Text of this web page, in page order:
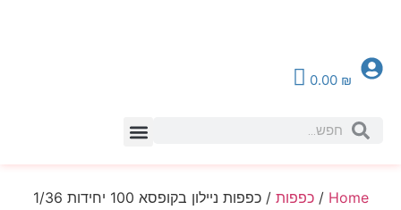
0.00 ₪
Home
/כפפות / כפפות ניילון בקופסא 100 יחידות 1/36